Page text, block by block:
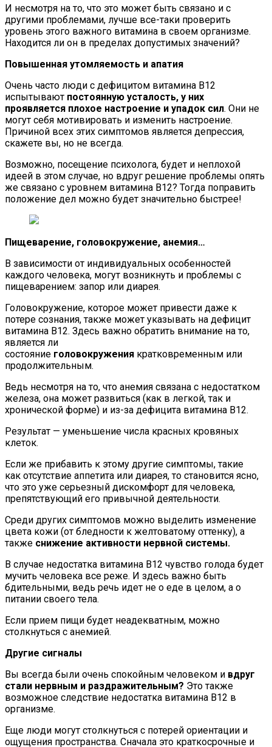
И несмотря на то, что это может быть связано и с
другими проблемами, лучше все-таки проверить
уровень этого важного витамина в своем организме.
Находится ли он в пределах допустимых значений?
Повышенная утомляемость и апатия
Очень часто люди с дефицитом витамина В12
испытывают постоянную усталость, у них
проявляется плохое настроение и упадок сил. Они не
могут себя мотивировать и изменить настроение.
Причиной всех этих симптомов является депрессия,
скажете вы, но не всегда.
Возможно, посещение психолога, будет и неплохой
идеей в этом случае, но вдруг решение проблемы опять
же связано с уровнем витамина В12? Тогда поправить
положение дел можно будет значительно быстрее!
Пищеварение, головокружение, анемия…
В зависимости от индивидуальных особенностей
каждого человека, могут возникнуть и проблемы с
пищеварением: запор или диарея.
Головокружение, которое может привести даже к
потере сознания, также может указывать на дефицит
витамина В12. Здесь важно обратить внимание на то,
является ли
состояние головокружения кратковременным или
продолжительным.
Ведь несмотря на то, что анемия связана с недостатком
железа, она может развиться (как в легкой, так и
хронической форме) и из-за дефицита витамина В12.
Результат — уменьшение числа красных кровяных
клеток.
Если же прибавить к этому другие симптомы, такие
как отсутствие аппетита или диарея, то становится ясно,
что это уже серьезный дискомфорт для человека,
препятствующий его привычной деятельности.
Среди других симптомов можно выделить изменение
цвета кожи (от бледности к желтоватому оттенку), а
также снижение активности нервной системы.
В случае недостатка витамина В12 чувство голода будет
мучить человека все реже. И здесь важно быть
бдительными, ведь речь идет не о еде в целом, а о
питании своего тела.
Если прием пищи будет неадекватным, можно
столкнуться с анемией.
Другие сигналы
Вы всегда были очень спокойным человеком и вдруг
стали нервным и раздражительным? Это также
возможное следствие недостатка витамина В12 в
организме.
Еще люди могут столкнуться с потерей ориентации и
ощущения пространства. Сначала это краткосрочные и